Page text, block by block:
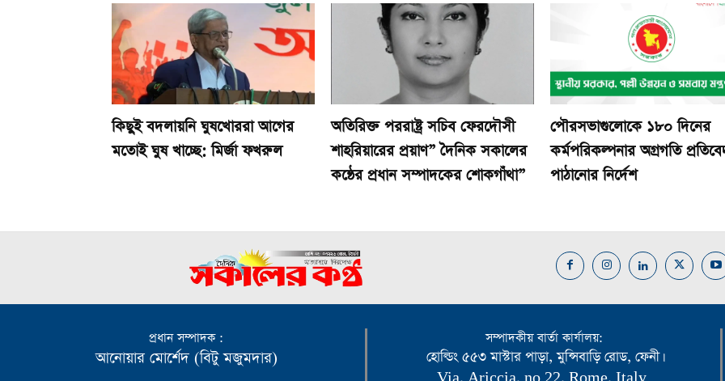
কিছুই বদলায়নি ঘুষখোররা আগের
মতোই ঘুষ খাচ্ছে: মির্জা ফখরুল
অতিরিক্ত পররাষ্ট্র সচিব ফেরদৌসী
শাহরিয়ারের প্রয়াণ” দৈনিক সকালের
কন্ঠের প্রধান সম্পাদকের শোকগাঁথা”
পৌরসভাগুলোকে ১৮০ দিনের
কর্মপরিকল্পনার অগ্রগতি
পাঠানোর নির্দেশ
প্রধান সম্পাদক :
আনোয়ার মোর্শেদ (বিটু মজুমদার)
সম্পাদকীয় বার্তা কার্যালয়:
হোল্ডিং ৫৫৩ মাস্টার পাড়া, মুন্সিবাড়ি রোড, ফেনী।